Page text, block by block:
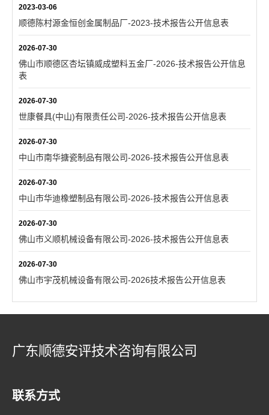
2023-03-06
顺德陈村源金恒创金属制品厂-2023-技术报告公开信息表
2026-07-30
佛山市顺德区杏坛镇威成塑料五金厂-2026-技术报告公开信息
表
2026-07-30
世康餐具(中山)有限责任公司-2026-技术报告公开信息表
2026-07-30
中山市南华搪瓷制品有限公司-2026-技术报告公开信息表
2026-07-30
中山市华迪橡塑制品有限公司-2026-技术报告公开信息表
2026-07-30
佛山市义顺机械设备有限公司-2026-技术报告公开信息表
2026-07-30
佛山市宇茂机械设备有限公司-2026技术报告公开信息表
广东顺德安评技术咨询有限公司
联系方式